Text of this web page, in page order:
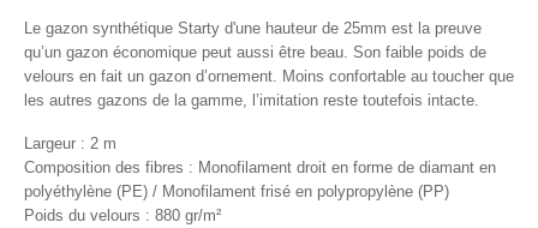
Le gazon synthétique Starty d'une hauteur de 25mm est la preuve
qu’un gazon économique peut aussi être beau. Son faible poids de
velours en fait un gazon d’ornement. Moins confortable au toucher que
les autres gazons de la gamme, l’imitation reste toutefois intacte.
Largeur : 2 m
Composition des fibres : Monofilament droit en forme de diamant en
polyéthylène (PE) / Monofilament frisé en polypropylène (PP)
Poids du velours : 880 gr/m²